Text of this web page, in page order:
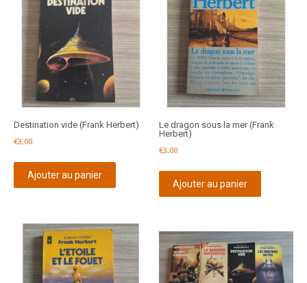
Destination vide (Frank Herbert)
€3,00
Ajouter au panier
Le dragon sous la mer (Frank
Herbert)
€3,00
Ajouter au panier